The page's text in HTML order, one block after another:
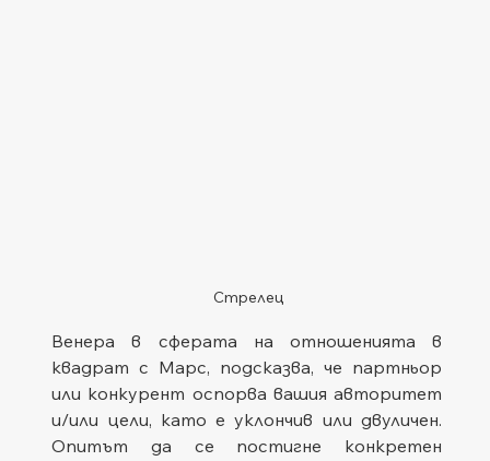
Стрелец
Венера в сферата на отношенията в
квадрат с Марс, подсказва, че партньор
или конкурент оспорва вашия авторитет
и/или цели, като е уклончив или двуличен.
Опитът да се постигне конкретен